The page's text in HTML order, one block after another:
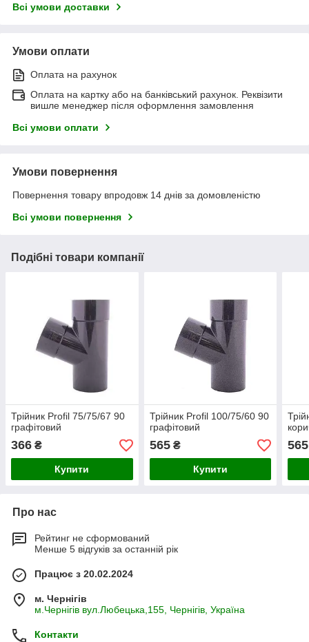
Всі умови доставки
Умови оплати
Оплата на рахунок
Оплата на картку або на банківський рахунок. Реквізити
вишле менеджер після оформлення замовлення
Всі умови оплати
Умови повернення
Повернення товару впродовж 14 днів за домовленістю
Всі умови повернення
Подібні товари компанії
Трійник Profil 75/75/67 90
графітовий
366 ₴
Купити
Трійник Profil 100/75/60 90
графітовий
565₴
Купити
565
Про нас
Рейтинг не сформований
Менше 5 відгуків за останній рік
Працює з 20.02.2024
м. Чернігів
м.Чернігів вул.Любецька,155, Чернігів, Україна
Контакти